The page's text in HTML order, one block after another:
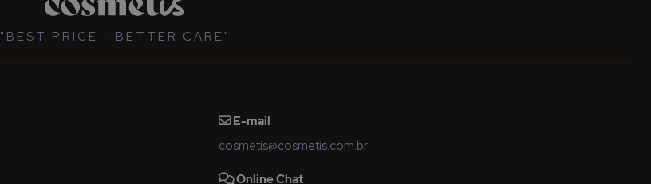
"BEST PRICE - BETTER CARE"
E-mail
cosmetis@cosmetis.com.br
Online Chat